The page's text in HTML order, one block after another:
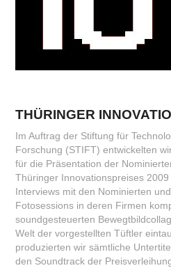
THÜRINGER
Im Auftrag der Stiftung für
Forschung (STIFT) entwickelten
für die Präsentation der
Thüringer Innovationspreises 2009
Interviews mit den Nominierten
Fotosessions in deren Firmen
soundgesteuerten
Welt der vorgestellten Tüftler
produzierten wir sämtliche
den Soundtrack der